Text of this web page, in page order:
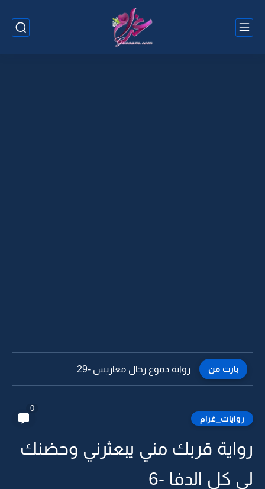
بارت من رواية دموع رجال معاريس -28
روايات_غرام
0
رواية قربك مني يبعثرني وحضنك
لي كل الدفا -6